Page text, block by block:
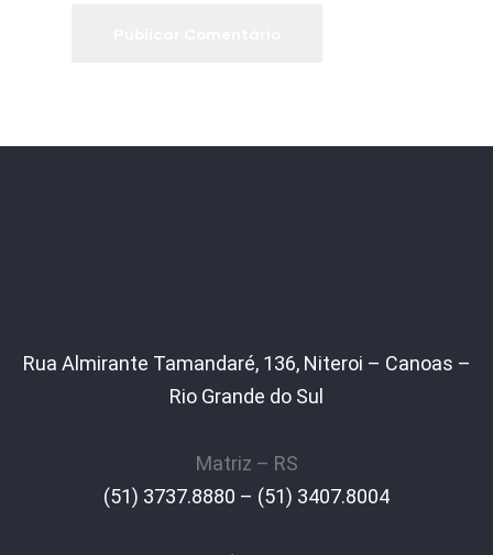
Rua Almirante Tamandaré, 136, Niteroi – Canoas –
Rio Grande do Sul
Matriz – RS
(51) 3737.8880 – (51) 3407.8004